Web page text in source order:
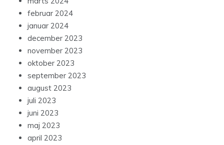
februar 2024
januar 2024
december 2023
november 2023
oktober 2023
september 2023
august 2023
juli 2023
juni 2023
maj 2023
april 2023